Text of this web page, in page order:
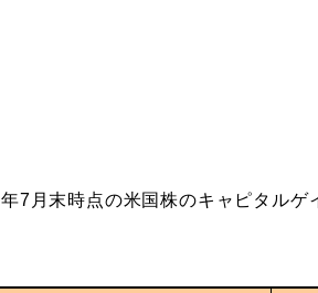
7月末時点の米国株のキャピタルゲ